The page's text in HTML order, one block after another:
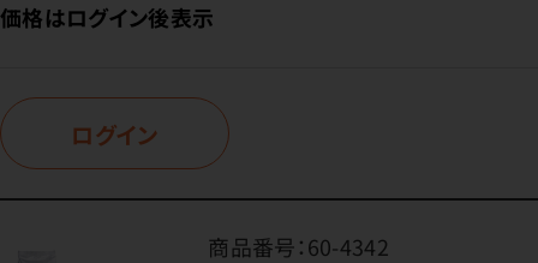
価格はログイン後表示
ログイン
商品番号：60-4342